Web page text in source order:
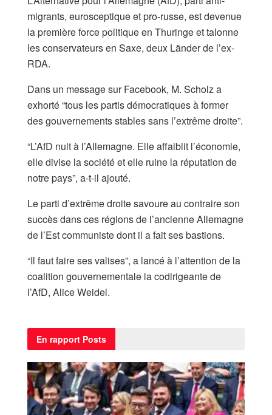
migrants, eurosceptique et pro-russe, est devenue
la première force politique en Thuringe et talonne
les conservateurs en Saxe, deux Länder de l’ex-
RDA.
Dans un message sur Facebook, M. Scholz a
exhorté “tous les partis démocratiques à former
des gouvernements stables sans l’extrême droite”.
“L’AfD nuit à l’Allemagne. Elle affaiblit l’économie,
elle divise la société et elle ruine la réputation de
notre pays”, a-t-il ajouté.
Le parti d’extrême droite savoure au contraire son
succès dans ces régions de l’ancienne Allemagne
de l’Est communiste dont il a fait ses bastions.
“Il faut faire ses valises”, a lancé à l’attention de la
coalition gouvernementale la codirigeante de
l’AfD, Alice Weidel.
En rapport Posts